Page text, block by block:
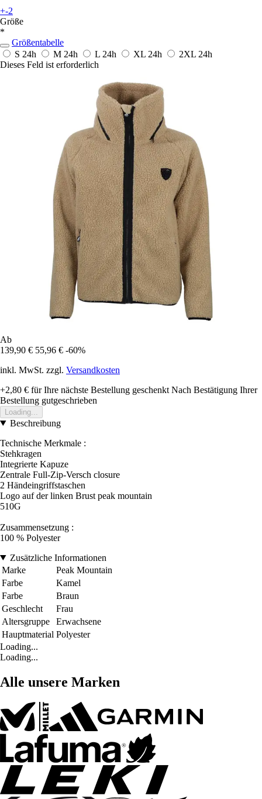
+-2
Größe
*
Größentabelle
S 24h M 24h L 24h XL 24h 2XL 24h
Dieses Feld ist erforderlich
Ab
139,90 € 55,96 € -60%
inkl. MwSt. zzgl. Versandkosten
+2,80 € für Ihre nächste Bestellung geschenkt Nach Bestätigung Ihrer
Bestellung gutgeschrieben
Loading...
Beschreibung
Technische Merkmale :
Stehkragen
Integrierte Kapuze
Zentrale Full-Zip-Versch closure
2 Händeingriffstaschen
Logo auf der linken Brust peak mountain
510G
Zusammensetzung :
100 % Polyester
Zusätzliche Informationen
Marke
Peak Mountain
Farbe
Kamel
Farbe
Braun
Geschlecht
Frau
Altersgruppe
Erwachsene
Hauptmaterial Polyester
Loading...
Loading...
Alle unsere Marken